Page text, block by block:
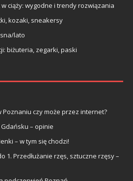
ciąży: wygodne i trendy rozwiązania
kozaki, sneakersy
lato
biżuteria, zegarki, paski
czy może przez internet?
– opinie
– w tym się chodzi!
1. Przedłużanie rzęs, sztuczne rzęsy –